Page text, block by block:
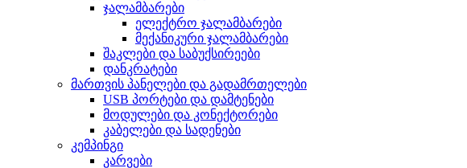
ჯალამბარები
ელექტრო ჯალამბარები
მექანიკური ჯალამბარები
შაკლები და საბუქსირეები
დანკრატები
მართვის პანელები და გადამრთელები
USB პორტები და დამტენები
მოდულები და კონექტორები
კაბელები და სადენები
კემპინგი
კარვები